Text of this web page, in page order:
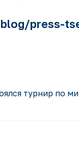
press-
турнир по